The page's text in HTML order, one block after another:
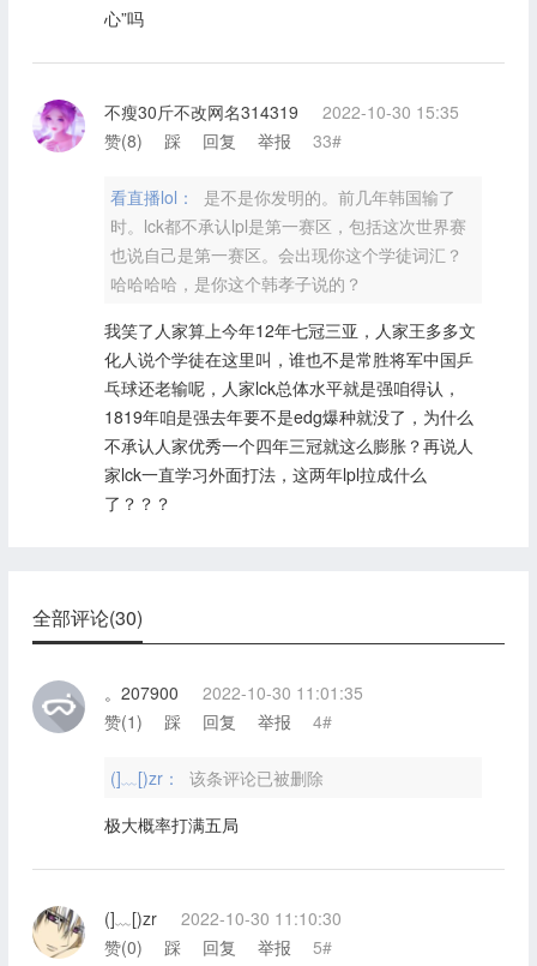
心”吗
不瘦30斤不改网名314319
2022-10-30 15:35
赞(8) 踩 回复 举报 33#
看直播lol：
是不是你发明的。前几年韩国输了
时。lck都不承认lpl是第一赛区，包括这次世界赛
也说自己是第一赛区。会出现你这个学徒词汇？
哈哈哈哈，是你这个韩孝子说的？
我笑了人家算上今年12年七冠三亚，人家王多多文
化人说个学徒在这里叫，谁也不是常胜将军中国乒
乓球还老输呢，人家lck总体水平就是强咱得认，
1819年咱是强去年要不是edg爆种就没了，为什么
不承认人家优秀一个四年三冠就这么膨胀？再说人
家lck一直学习外面打法，这两年lpl拉成什么
了？？？
全部评论(30)
。207900
2022-10-30 11:01:35
赞(1) 踩 回复 举报 4#
(]﹏[)zr：
该条评论已被删除
极大概率打满五局
(]﹏[)zr
2022-10-30 11:10:30
赞(0) 踩 回复 举报 5#